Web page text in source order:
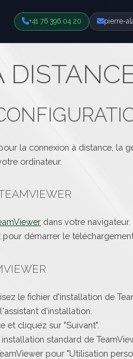
+41 76 396 04 20 pierre-
la connexion à distance, la
ordinateur.
dans votre navigateur.
démarrer le
le fichier d'installation de
d'installation.
et cliquez sur "Suivant".
standard de
pour "Utilisation